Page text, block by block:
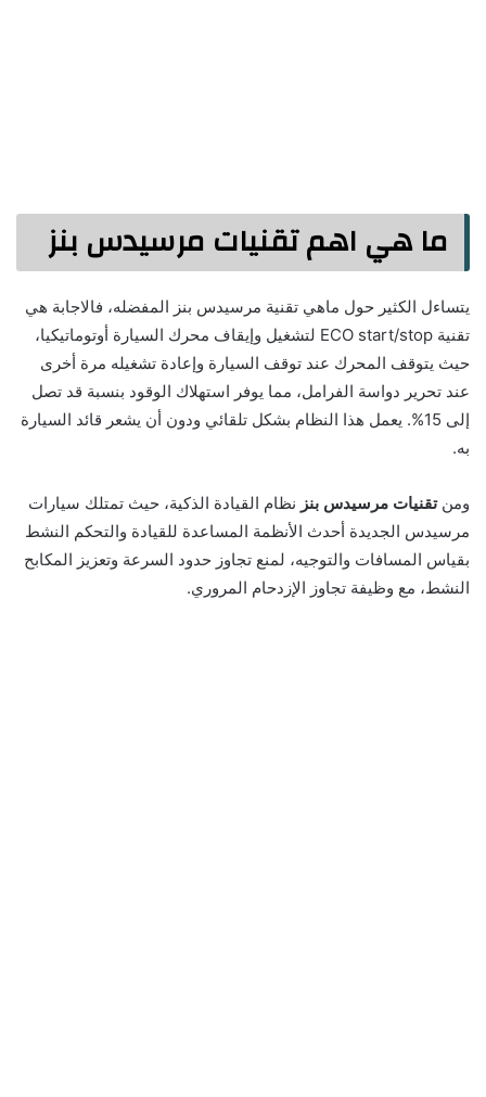
ما هي اهم تقنيات مرسيدس بنز
يتساءل الكثير حول ماهي تقنية مرسيدس بنز المفضله، فالاجابة هي
تقنية ECO start/stop لتشغيل وإيقاف محرك السيارة أوتوماتيكيا،
حيث يتوقف المحرك عند توقف السيارة وإعادة تشغيله مرة أخرى
عند تحرير دواسة الفرامل، مما يوفر استهلاك الوقود بنسبة قد تصل
إلى 15%. يعمل هذا النظام بشكل تلقائي ودون أن يشعر قائد السيارة
به.
ومنتقنيات مرسيدس بنز نظام القيادة الذكية، حيث تمتلك سيارات
مرسيدس الجديدة أحدث الأنظمة المساعدة للقيادة والتحكم النشط
بقياس المسافات والتوجيه، لمنع تجاوز حدود السرعة وتعزيز المكابح
النشط، مع وظيفة تجاوز الإزدحام المروري.